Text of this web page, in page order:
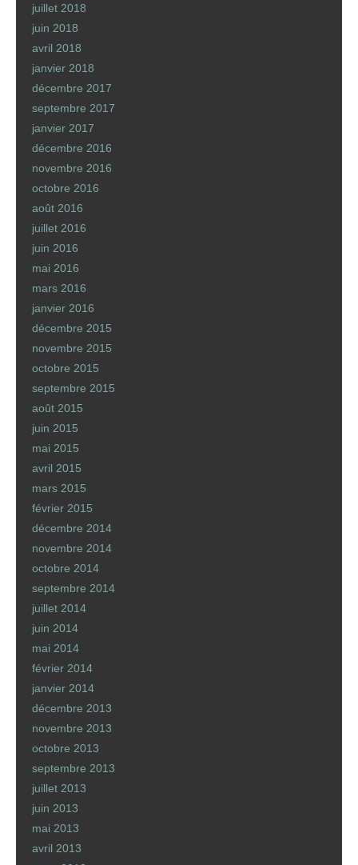
juillet 2018
juin 2018
avril 2018
janvier 2018
décembre 2017
septembre 2017
janvier 2017
décembre 2016
novembre 2016
octobre 2016
août 2016
juillet 2016
juin 2016
mai 2016
mars 2016
janvier 2016
décembre 2015
novembre 2015
octobre 2015
septembre 2015
août 2015
juin 2015
mai 2015
avril 2015
mars 2015
février 2015
décembre 2014
novembre 2014
octobre 2014
septembre 2014
juillet 2014
juin 2014
mai 2014
février 2014
janvier 2014
décembre 2013
novembre 2013
octobre 2013
septembre 2013
juillet 2013
juin 2013
mai 2013
avril 2013